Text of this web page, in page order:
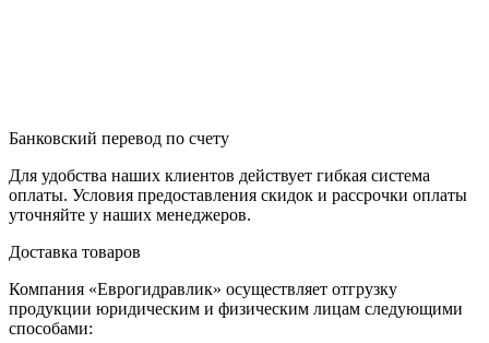
Банковский перевод по счету
Для удобства наших клиентов действует гибкая система
оплаты. Условия предоставления скидок и рассрочки оплаты
уточняйте у наших менеджеров.
Доставка товаров
Компания «Еврогидравлик» осуществляет отгрузку
продукции юридическим и физическим лицам следующими
способами: